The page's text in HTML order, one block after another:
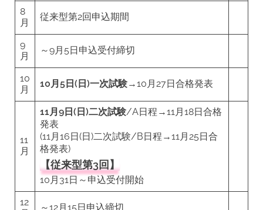
8
月
従来型第2回申込期間
9
月
～9月5日申込受付締切
10
月
10月5日(日)一次試験​​​​​​​→10月27日合格発表
11
月
11月9日(日)二次試験/A日程→11月18日合格
発表
(11月16日(日)二次試験/B日程→11月25日合
格発表)
【従来型第3回】
10月31日～申込受付開始
12
～12月15日申込締切